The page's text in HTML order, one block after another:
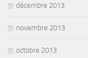
décembre 2013
novembre 2013
octobre 2013